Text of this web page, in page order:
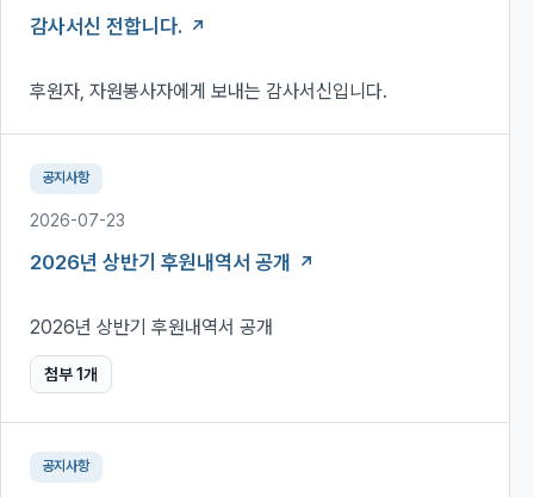
감사서신 전합니다.
후원자, 자원봉사자에게 보내는 감사서신입니다.
공지사항
2026-07-23
2026년 상반기 후원내역서 공개
2026년 상반기 후원내역서 공개
첨부1개
공지사항